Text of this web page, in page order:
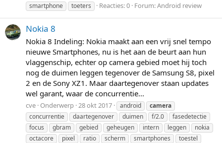
smartphone toeters Reacties: 0 Forum:Android review
Nokia 8
Nokia 8 Indeling: Nokia maakt aan een vrij snel tempo
nieuwe Smartphones, nu is het aan de beurt aan hun
vlaggenschip, echter op camera gebied moet hij toch
nog de duimen leggen tegenover de Samsung S8, pixel
2 en de Sony XZ1. Maar daartegenover staan updates
wel garant, waar de concurrentie...
cve Onderwerp 28 okt 2017 android
camera
concurrentie
daartegenover duimen f/2.0
fasedetectie
focus
gbram gebied geheugen intern leggen
nokia
octacore
pixel ratio scherm smartphones
toestel